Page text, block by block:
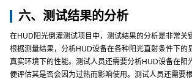
六、测试结果的分析
在HUD阳光倒灌测试项目中，测试结果的分析是非常关
根据测量结果，分析HUD设备在各种阳光直射条件下的
真实环境下的性能。测试人员还需要分析HUD设备在阳
便评估其是否会因为过热而影响使用。测试人员还需要